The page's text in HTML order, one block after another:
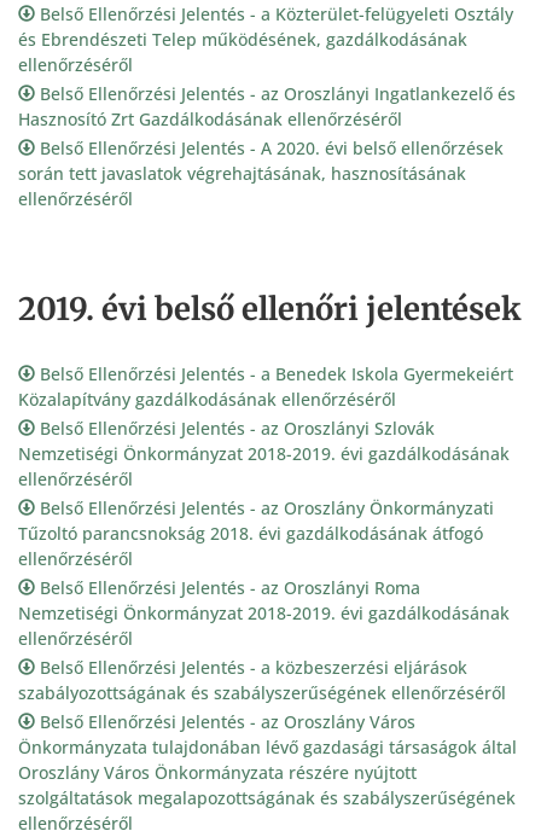
Belső Ellenőrzési Jelentés - a Közterület-felügyeleti Osztály
és Ebrendészeti Telep működésének, gazdálkodásának
ellenőrzéséről
Belső Ellenőrzési Jelentés - az Oroszlányi Ingatlankezelő és
Hasznosító Zrt Gazdálkodásának ellenőrzéséről
Belső Ellenőrzési Jelentés - A 2020. évi belső ellenőrzések
során tett javaslatok végrehajtásának, hasznosításának
ellenőrzéséről
2019. évi belső ellenőri jelentések
Belső Ellenőrzési Jelentés - a Benedek Iskola Gyermekeiért
Közalapítvány gazdálkodásának ellenőrzéséről
Belső Ellenőrzési Jelentés - az Oroszlányi Szlovák
Nemzetiségi Önkormányzat 2018-2019. évi gazdálkodásának
ellenőrzéséről
Belső Ellenőrzési Jelentés - az Oroszlány Önkormányzati
Tűzoltó parancsnokság 2018. évi gazdálkodásának átfogó
ellenőrzéséről
Belső Ellenőrzési Jelentés - az Oroszlányi Roma
Nemzetiségi Önkormányzat 2018-2019. évi gazdálkodásának
ellenőrzéséről
Belső Ellenőrzési Jelentés - a közbeszerzési eljárások
szabályozottságának és szabályszerűségének ellenőrzéséről
Belső Ellenőrzési Jelentés - az Oroszlány Város
Önkormányzata tulajdonában lévő gazdasági társaságok által
Oroszlány Város Önkormányzata részére nyújtott
szolgáltatások megalapozottságának és szabályszerűségének
ellenőrzéséről